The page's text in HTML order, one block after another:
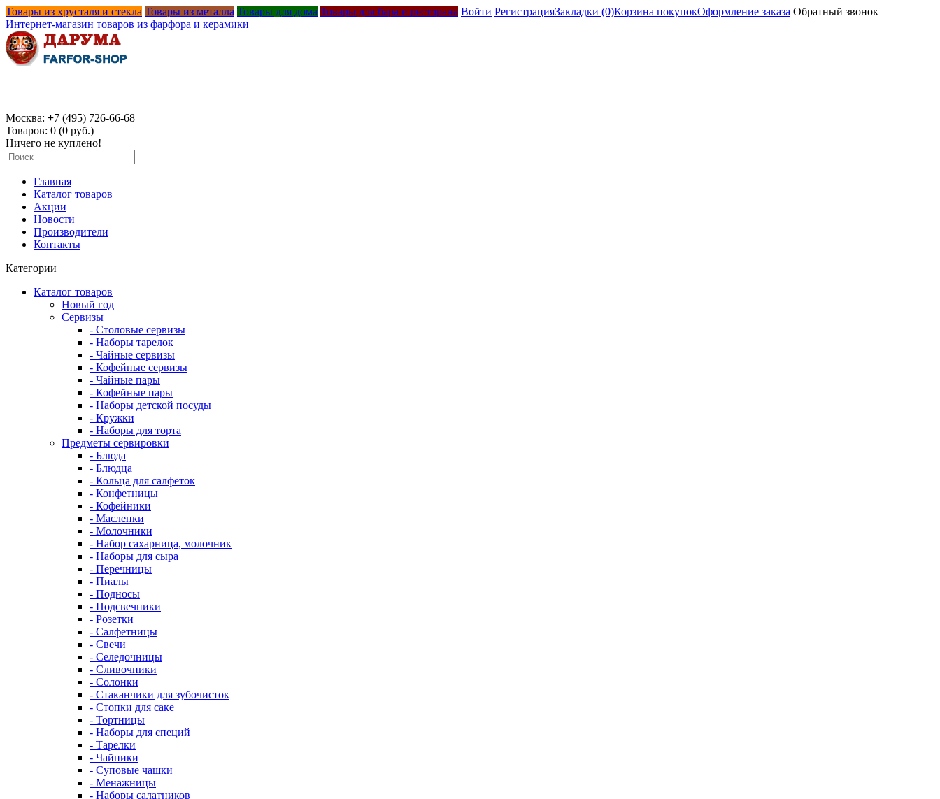
Товары из хрусталя и стекла Товары из металла Товары для дома Товары для бара и ресторана Войти РегистрацияЗакладки (0)Корзина покупокОформление заказа Обратный звонок
Интернет-магазин товаров из фарфора и керамики
Москва: +7 (495) 726-66-68
Товаров: 0 (0 руб.)
Ничего не куплено!
Главная
Каталог товаров
Акции
Новости
Производители
Контакты
Категории
Каталог товаров
Новый год
Сервизы
- Столовые сервизы
- Наборы тарелок
- Чайные сервизы
- Кофейные сервизы
- Чайные пары
- Кофейные пары
- Наборы детской посуды
- Кружки
- Наборы для торта
Предметы сервировки
- Блюда
- Блюдца
- Кольца для салфеток
- Конфетницы
- Кофейники
- Масленки
- Молочники
- Набор сахарница, молочник
- Наборы для сыра
- Перечницы
- Пиалы
- Подносы
- Подсвечники
- Розетки
- Салфетницы
- Свечи
- Селедочницы
- Сливочники
- Солонки
- Стаканчики для зубочисток
- Стопки для саке
- Тортницы
- Наборы для специй
- Тарелки
- Чайники
- Суповые чашки
- Менажницы
- Наборы салатников